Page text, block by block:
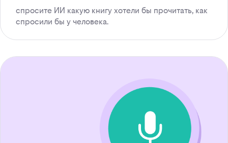
спросите ИИ какую книгу хотели бы прочитать, как
спросили бы у человека.